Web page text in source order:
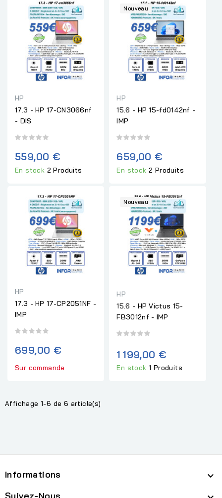
HP
17.3 - HP 17-CN3066nf
- DIS
559,00 €
En stock 2 Produits
Nouveau
HP
15.6 - HP 15-fd0142nf -
IMP
659,00 €
En stock2 Produits
HP
17.3 - HP 17-CP2051NF -
IMP
699,00 €
Sur commande
Nouveau
HP
15.6 - HP Victus 15-
FB3012nf - IMP
1 199,00 €
En stock1 Produits
Affichage 1-6 de 6 article(s)
Informations 